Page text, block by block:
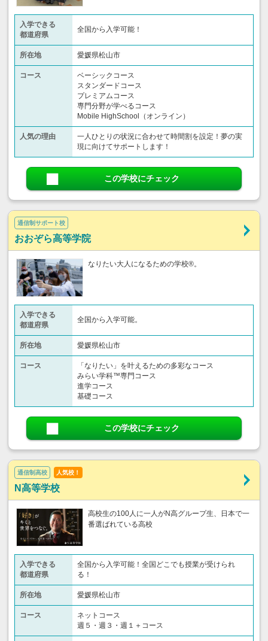
入学できる
都道府県
全国から入学可能！
所在地 愛媛県松山市
コース
ベーシックコース
スタンダードコース
プレミアムコース
専門分野が学べるコース
Mobile HighSchool（オンライン）
人気の理由
一人ひとりの状況に合わせて時間割を設定！夢の実
現に向けてサポートします！
この学校にチェック
通信制サポート校
おおぞら高等学院
なりたい大人になるための学校®。
入学できる
都道府県
全国から入学可能。
所在地 愛媛県松山市
コース
「なりたい」を叶えるための多彩なコース
みらい学科™専門コース
進学コース
基礎コース
この学校にチェック
通信制高校 人気校！
N高等学校
高校生の100人に一人がN高グループ生、日本で一
番選ばれている高校
入学できる
都道府県
全国から入学可能！全国どこでも授業が受けられ
る！
所在地 愛媛県松山市
コース
ネットコース
週５・週３・週１＋コース